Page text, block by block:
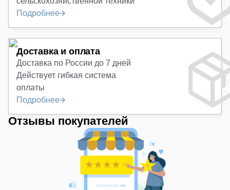
Подробнее
Доставка и оплата
Доставка по России до 7 дней
Действует гибкая система
оплаты
Подробнее
Отзывы покупателей